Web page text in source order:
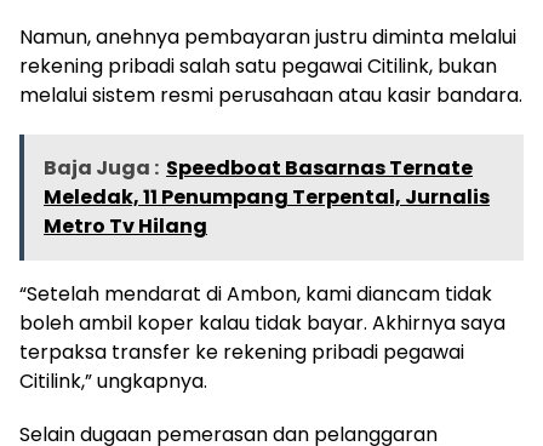
Namun, anehnya pembayaran justru diminta melalui
rekening pribadi salah satu pegawai Citilink, bukan
melalui sistem resmi perusahaan atau kasir bandara.
Baja Juga : Speedboat Basarnas Ternate
Meledak, 11 Penumpang Terpental, Jurnalis
Metro Tv Hilang
“Setelah mendarat di Ambon, kami diancam tidak
boleh ambil koper kalau tidak bayar. Akhirnya saya
terpaksa transfer ke rekening pribadi pegawai
Citilink,” ungkapnya.
Selain dugaan pemerasan dan pelanggaran